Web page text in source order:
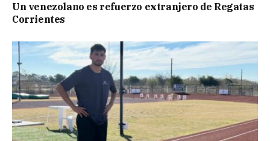
Un venezolano es refuerzo extranjero de Regatas
Corrientes